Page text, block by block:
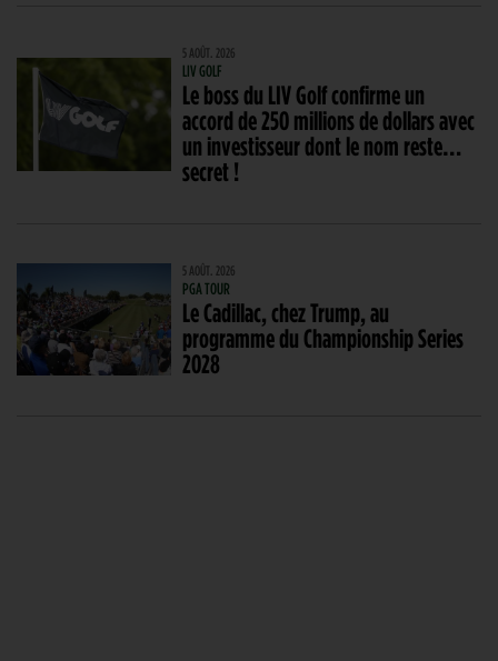
5 AOÛT. 2026
LIV GOLF
Le boss du LIV Golf confirme un
accord de 250 millions de dollars avec
un investisseur dont le nom reste…
secret !
5 AOÛT. 2026
PGA TOUR
Le Cadillac, chez Trump, au
programme du Championship Series
2028